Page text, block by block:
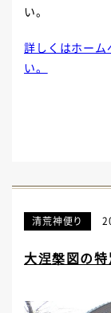
い。
詳しくはホーム
い。
清荒神便り
大涅槃図の